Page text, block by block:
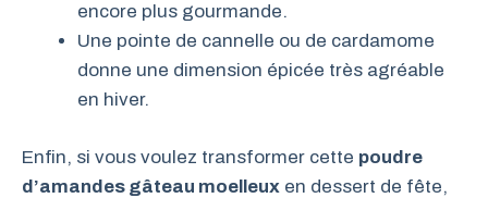
encore plus gourmande.
Une pointe de cannelle ou de cardamome
donne une dimension épicée très agréable
en hiver.
Enfin, si vous voulez transformer cette poudre
d’amandes gâteau moelleux en dessert de fête,